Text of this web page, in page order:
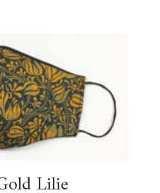
Lilie